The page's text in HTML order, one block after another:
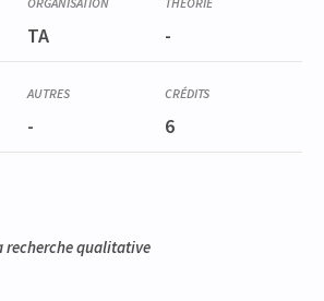
TA -
- 6
qualitative